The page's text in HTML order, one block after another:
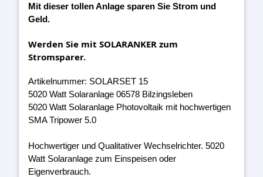
Mit dieser tollen Anlage sparen Sie Strom und
Geld.
Werden Sie mit SOLARANKER zum
Stromsparer.
Artikelnummer: SOLARSET 15
5020 Watt Solaranlage 06578 Bilzingsleben
5020 Watt Solaranlage Photovoltaik mit hochwertigen
SMA Tripower 5.0
Hochwertiger und Qualitativer Wechselrichter. 5020
Watt Solaranlage zum Einspeisen oder
Eigenverbrauch.